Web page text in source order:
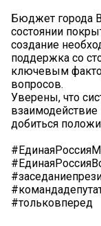
Бюджет города
состоянии
создание
поддержка со
ключевым
вопросов.
Уверены, что
взаимодействие
добиться
#тольковперед